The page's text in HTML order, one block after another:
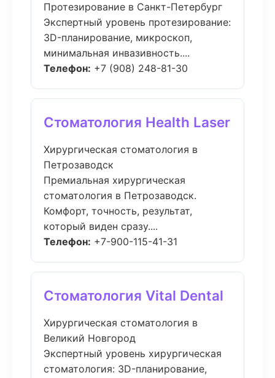
Протезирование в Санкт-Петербург
Экспертный уровень протезирование:
3D-планирование, микроскоп,
минимальная инвазивность....
Телефон: +7 (908) 248-81-30
Стоматология Health Laser
Хирургическая стоматология в
Петрозаводск
Премиальная хирургическая
стоматология в Петрозаводск.
Комфорт, точность, результат,
который виден сразу....
Телефон: +7-900-115-41-31
Стоматология Vital Dental
Хирургическая стоматология в
Великий Новгород
Экспертный уровень хирургическая
стоматология: 3D-планирование,